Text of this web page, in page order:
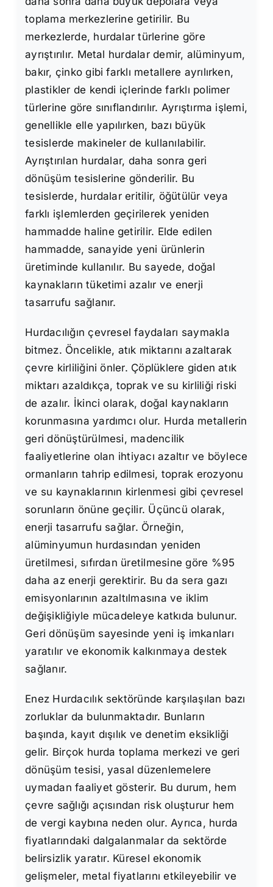
toplama merkezlerine getirilir. Bu
merkezlerde, hurdalar türlerine göre
ayrıştırılır. Metal hurdalar demir, alüminyum,
bakır, çinko gibi farklı metallere ayrılırken,
plastikler de kendi içlerinde farklı polimer
türlerine göre sınıflandırılır. Ayrıştırma işlemi,
genellikle elle yapılırken, bazı büyük
tesislerde makineler de kullanılabilir.
Ayrıştırılan hurdalar, daha sonra geri
dönüşüm tesislerine gönderilir. Bu
tesislerde, hurdalar eritilir, öğütülür veya
farklı işlemlerden geçirilerek yeniden
hammadde haline getirilir. Elde edilen
hammadde, sanayide yeni ürünlerin
üretiminde kullanılır. Bu sayede, doğal
kaynakların tüketimi azalır ve enerji
tasarrufu sağlanır.
Hurdacılığın çevresel faydaları saymakla
bitmez. Öncelikle, atık miktarını azaltarak
çevre kirliliğini önler. Çöplüklere giden atık
miktarı azaldıkça, toprak ve su kirliliği riski
de azalır. İkinci olarak, doğal kaynakların
korunmasına yardımcı olur. Hurda metallerin
geri dönüştürülmesi, madencilik
faaliyetlerine olan ihtiyacı azaltır ve böylece
ormanların tahrip edilmesi, toprak erozyonu
ve su kaynaklarının kirlenmesi gibi çevresel
sorunların önüne geçilir. Üçüncü olarak,
enerji tasarrufu sağlar. Örneğin,
alüminyumun hurdasından yeniden
üretilmesi, sıfırdan üretilmesine göre %95
daha az enerji gerektirir. Bu da sera gazı
emisyonlarının azaltılmasına ve iklim
değişikliğiyle mücadeleye katkıda bulunur.
Geri dönüşüm sayesinde yeni iş imkanları
yaratılır ve ekonomik kalkınmaya destek
sağlanır.
Enez Hurdacılık sektöründe karşılaşılan bazı
zorluklar da bulunmaktadır. Bunların
başında, kayıt dışılık ve denetim eksikliği
gelir. Birçok hurda toplama merkezi ve geri
dönüşüm tesisi, yasal düzenlemelere
uymadan faaliyet gösterir. Bu durum, hem
çevre sağlığı açısından risk oluşturur hem
de vergi kaybına neden olur. Ayrıca, hurda
fiyatlarındaki dalgalanmalar da sektörde
belirsizlik yaratır. Küresel ekonomik
gelişmeler, metal fiyatlarını etkileyebilir ve